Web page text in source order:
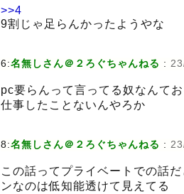
>>4
9割じゃ足らんかったようやな
6:名無しさん＠２ろぐちゃんねる :
pc要らんって言ってる奴なんて
仕事したことないんやろか
8:名無しさん＠２ろぐちゃんねる :
この話ってプライベートでの話
ンなのは低知能透けて見えてる